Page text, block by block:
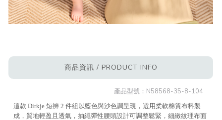
商品資訊 / PRODUCT INFO
產品型號： N58568-35-8-104
這款 Dirkje 短褲 2 件組以藍色與沙色調呈現，選用柔軟棉質布料製
成，質地輕盈且透氣，抽繩彈性腰頭設計可調整鬆緊，細緻紋理布面